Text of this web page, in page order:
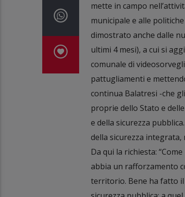
mette in campo
municipale e alle
dimostrato anche dalle
ultimi 4 mesi), a cui si
comunale di
pattugliamenti e
continua Balatresi -che
proprie dello Stato e
e della sicurezza
della sicurezza
Da qui la richiesta:
abbia un rafforzamento
territorio. Bene ha fatto il